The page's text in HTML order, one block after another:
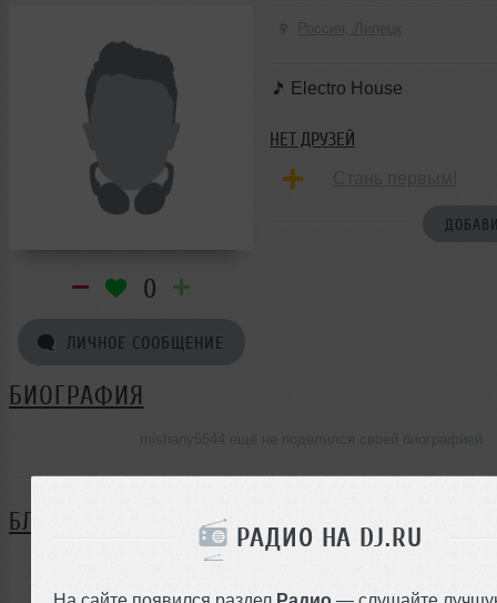
РАДИО НА DJ.RU
На сайте появился раздел Радио — слушайте
0
ЛИЧНОЕ СООБЩЕНИЕ
Electro House
НЕТ ДРУЗЕЙ
БИОГРАФИЯ
БЛОГ